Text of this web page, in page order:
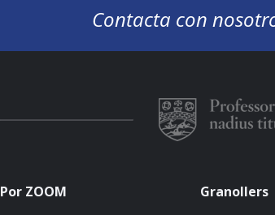
Contacta con
Por ZOOM Granollers